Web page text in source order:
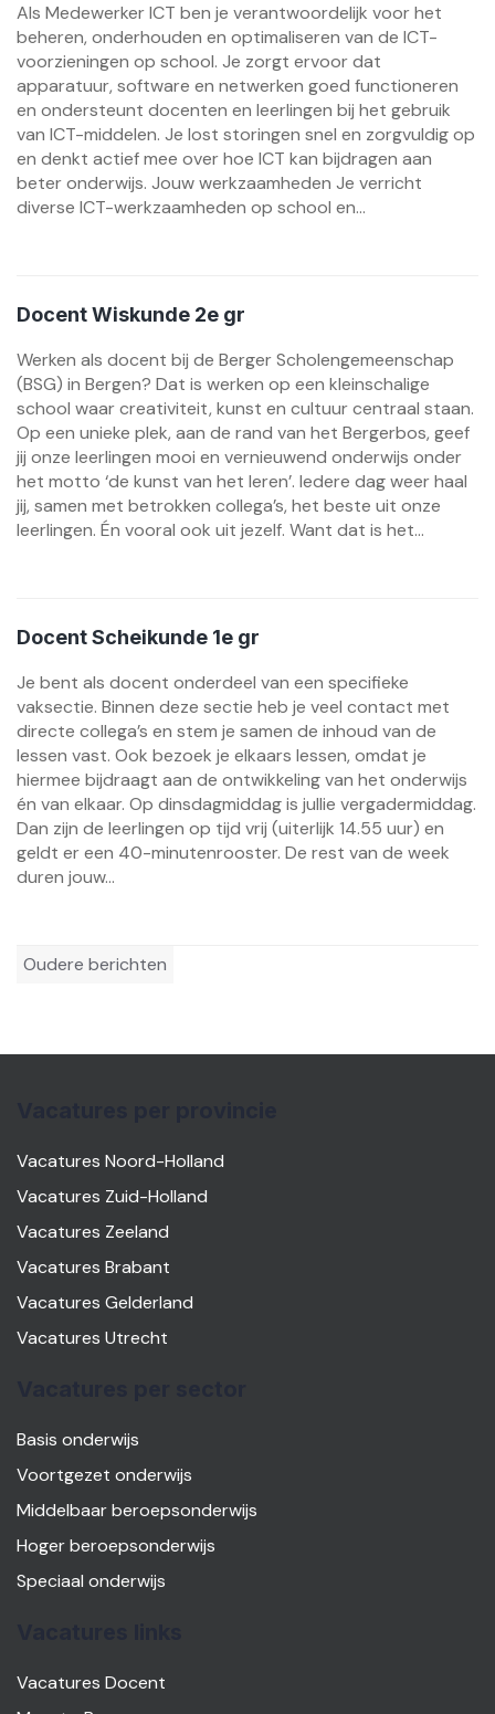
Als Medewerker ICT ben je verantwoordelijk voor het
beheren, onderhouden en optimaliseren van de ICT-
voorzieningen op school. Je zorgt ervoor dat
apparatuur, software en netwerken goed functioneren
en ondersteunt docenten en leerlingen bij het gebruik
van ICT-middelen. Je lost storingen snel en zorgvuldig op
en denkt actief mee over hoe ICT kan bijdragen aan
beter onderwijs. Jouw werkzaamheden Je verricht
diverse ICT-werkzaamheden op school en...
Docent Wiskunde 2e gr
Werken als docent bij de Berger Scholengemeenschap
(BSG) in Bergen? Dat is werken op een kleinschalige
school waar creativiteit, kunst en cultuur centraal staan.
Op een unieke plek, aan de rand van het Bergerbos, geef
jij onze leerlingen mooi en vernieuwend onderwijs onder
het motto ‘de kunst van het leren’. Iedere dag weer haal
jij, samen met betrokken collega’s, het beste uit onze
leerlingen. Én vooral ook uit jezelf. Want dat is het...
Docent Scheikunde 1e gr
Je bent als docent onderdeel van een specifieke
vaksectie. Binnen deze sectie heb je veel contact met
directe collega’s en stem je samen de inhoud van de
lessen vast. Ook bezoek je elkaars lessen, omdat je
hiermee bijdraagt aan de ontwikkeling van het onderwijs
én van elkaar. Op dinsdagmiddag is jullie vergadermiddag.
Dan zijn de leerlingen op tijd vrij (uiterlijk 14.55 uur) en
geldt er een 40-minutenrooster. De rest van de week
duren jouw...
Berichtennavigatie
Oudere berichten
Vacatures Noord-Holland
Vacatures Zuid-Holland
Vacatures Zeeland
Vacatures Brabant
Vacatures Gelderland
Vacatures Utrecht
Basis onderwijs
Voortgezet onderwijs
Middelbaar beroepsonderwijs
Hoger beroepsonderwijs
Speciaal onderwijs
Vacatures Docent